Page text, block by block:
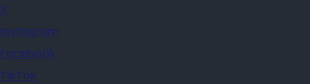
X
Instagram
Facebook
TikTok